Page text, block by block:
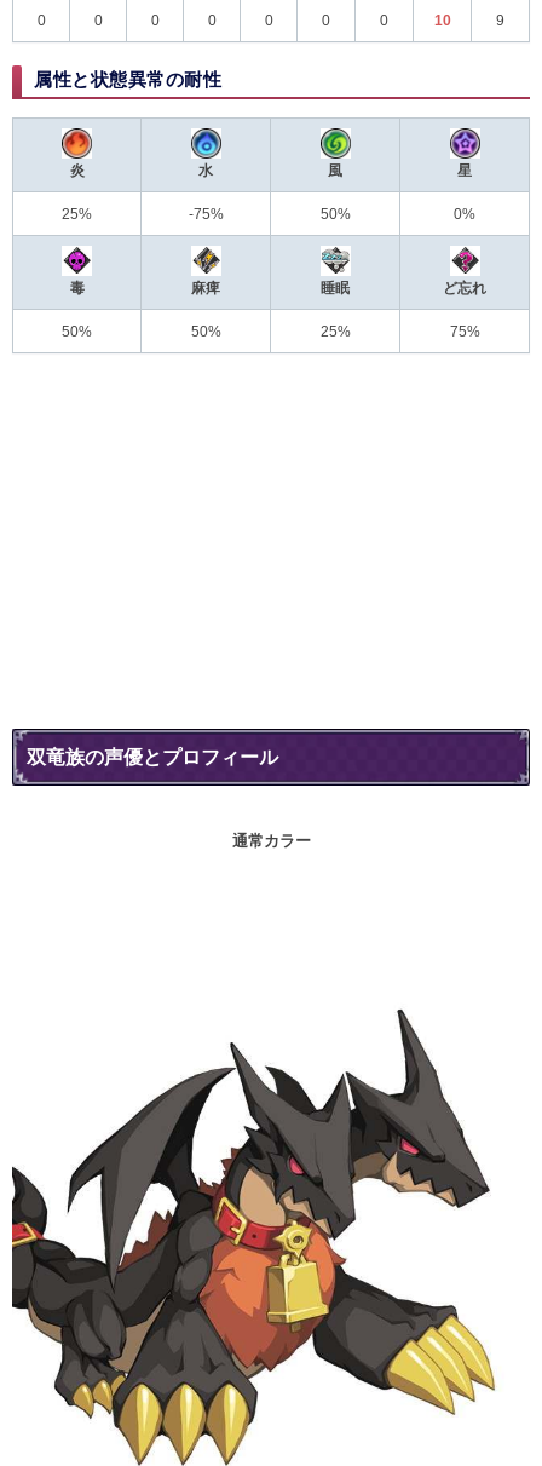
0 0 0 0 0 0 0 10 9
属性と状態異常の耐性
炎 水 風 星
25% -75% 50% 0%
毒 麻痺 睡眠 ど忘れ
50% 50% 25% 75%
双竜族の声優とプロフィール
通常カラー